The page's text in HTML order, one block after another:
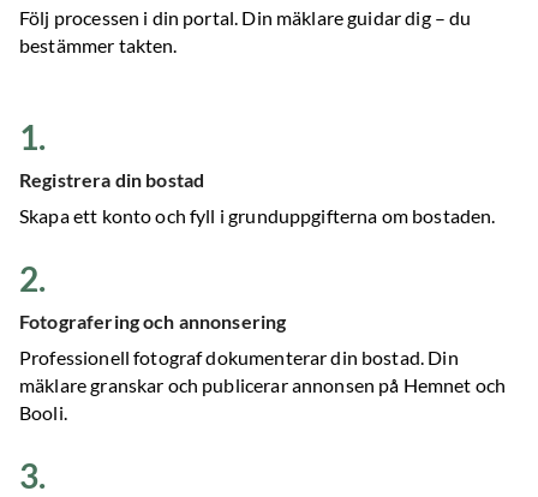
Följ processen i din portal. Din mäklare guidar dig – du
bestämmer takten.
1.
Registrera din bostad
Skapa ett konto och fyll i grunduppgifterna om bostaden.
2.
Fotografering och annonsering
Professionell fotograf dokumenterar din bostad. Din
mäklare granskar och publicerar annonsen på Hemnet och
Booli.
3.